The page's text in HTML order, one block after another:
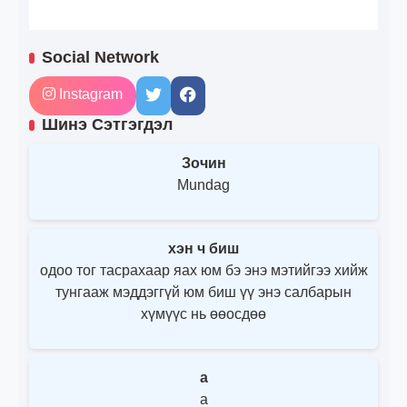
Social Network
Instagram
Шинэ Сэтгэгдэл
Зочин
Mundag
хэн ч биш
одоо тог тасрахаар яах юм бэ энэ мэтийгээ хийж
тунгааж мэддэггүй юм биш үү энэ салбарын
хүмүүс нь өөосдөө
a
a